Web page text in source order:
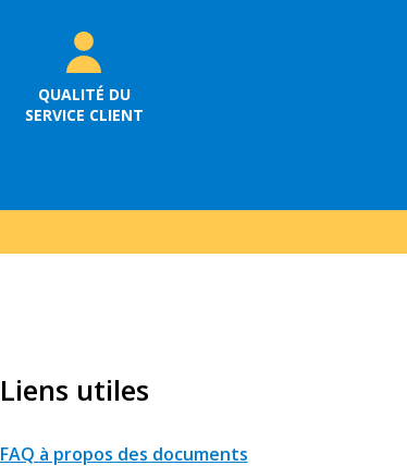
QUALITÉ DU
SERVICE CLIENT
Liens utiles
FAQ à propos des documents